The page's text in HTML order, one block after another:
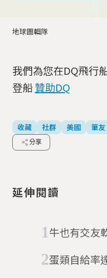
地球圖輯隊
我們為您在DQ飛行
登船贊助DQ
收藏 社群 美國 筆友
分享
延伸閱讀
牛也有交友
蛋類自給率